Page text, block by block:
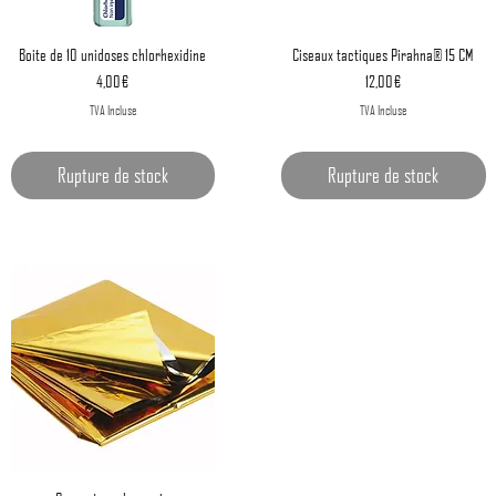
Aperçu rapide
​​​​​​​Boite de 10 unidoses chlorhexidine
Prix
4,00 €
TVA Incluse
Rupture de stock
Aperçu rapide
Ciseaux tactiques Pirahna® 15 CM
Prix
12,00 €
TVA Incluse
Rupture de stock